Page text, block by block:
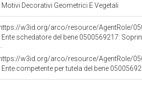
Motivi Decorativi Geometrici E Vegetali
w3id.org/arco/resource/AgentRole/
Ente schedatore del bene 0500569217:
w3id.org/arco/resource/AgentRole/
Ente competente per tutela del bene 0500569217: